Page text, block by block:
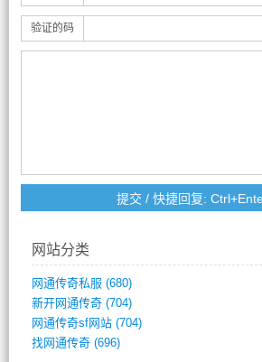
验证的码
网站分类
网通传奇私服 (680)
新开网通传奇(704)
网通传奇sf网站(704)
找网通传奇(696)